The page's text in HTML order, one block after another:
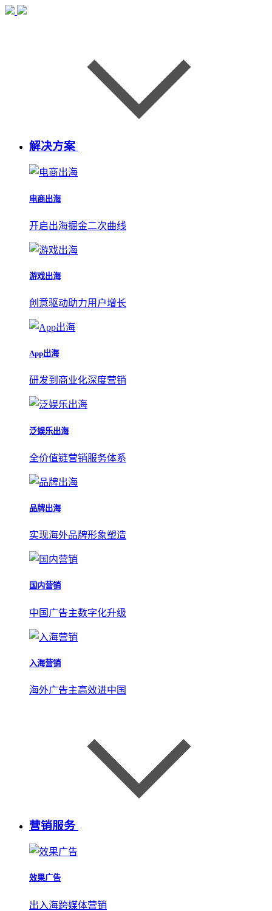
解决方案
电商出海
开启出海掘金二次曲线
游戏出海
创意驱动助力用户增长
App出海
研发到商业化深度营销
泛娱乐出海
全价值链营销服务体系
品牌出海
实现海外品牌形象塑造
国内营销
中国广告主数字化升级
入海营销
海外广告主高效进中国
营销服务
效果广告
出入海跨媒体营销